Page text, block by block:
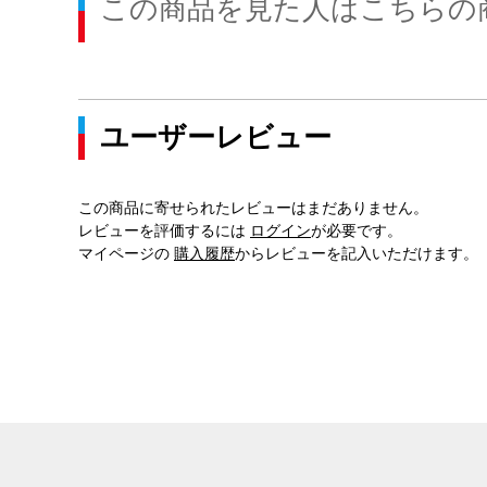
この商品を見た人はこちら
ユーザーレビュー
この商品に寄せられたレビューはまだありません。
レビューを評価するには ログインが必要です。
マイページの 購入履歴からレビューを記入いただけます。